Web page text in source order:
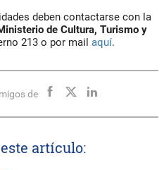
deben contactarse con la
de Cultura, Turismo y
213 o por mail aquí.
de
artículo: